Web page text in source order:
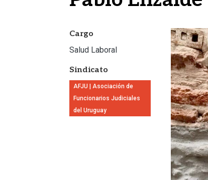
Cargo
Salud Laboral
Sindicato
AFJU | Asociación de
Funcionarios Judiciales
del Uruguay
Imagen